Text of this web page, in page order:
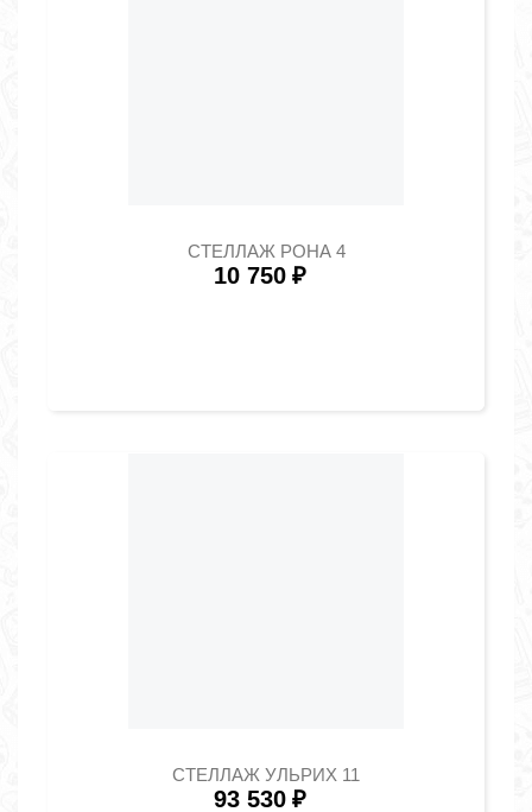
СТЕЛЛАЖ РОНА 4
10 750 ₽
СТЕЛЛАЖ УЛЬРИХ 11
93 530 ₽